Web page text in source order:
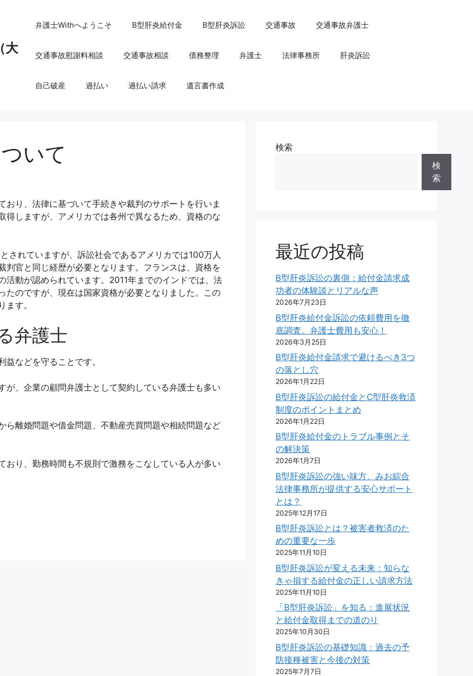
大
弁護士Withへようこそ B型肝炎給付金 B型肝炎訴訟 交通事故 交通事故弁護士
交通事故慰謝料相談 交通事故相談 債務整理 弁護士 法律事務所 肝炎訴訟
自己破産 過払い 過払い請求 遺言書作成
いて
おり、法律に基づいて手続きや裁判のサポートを行いま
得しますが、アメリカでは各州で異なるため、資格のな
されていますが、訴訟社会であるアメリカでは100万人
判官と同じ経歴が必要となります。フランスは、資格を
活動が認められています。2011年までのインドでは、法
たのですが、現在は国家資格が必要となりました。この
ます。
弁護士
などを守ることです。
が、企業の顧問弁護士として契約している弁護士も多い
ら離婚問題や借金問題、不動産売買問題や相続問題など
おり、勤務時間も不規則で激務をこなしている人が多い
検索
検
索
最近の投稿
B型肝炎訴訟の裏側：給付金請求成
功者の体験談とリアルな声
2026年7月23日
B型肝炎給付金訴訟の依頼費用を徹
底調査。弁護士費用も安心！
2026年3月25日
B型肝炎給付金請求で避けるべき3つ
の落とし穴
2026年1月22日
B型肝炎訴訟の給付金とC型肝炎救済
制度のポイントまとめ
2026年1月22日
B型肝炎給付金のトラブル事例とそ
の解決策
2026年1月7日
B型肝炎訴訟の強い味方、みお綜合
法律事務所が提供する安心サポート
とは？
2025年12月17日
B型肝炎訴訟とは？被害者救済のた
めの重要な一歩
2025年11月10日
B型肝炎訴訟が変える未来：知らな
きゃ損する給付金の正しい請求方法
2025年11月10日
「B型肝炎訴訟」を知る：進展状況
と給付金取得までの道のり
2025年10月30日
B型肝炎訴訟の基礎知識：過去の予
防接種被害と今後の対策
2025年7月7日